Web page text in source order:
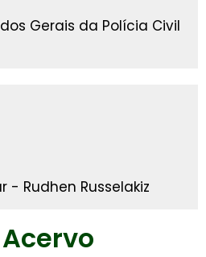
Gerais da Polícia Civil
- Rudhen Russelakiz